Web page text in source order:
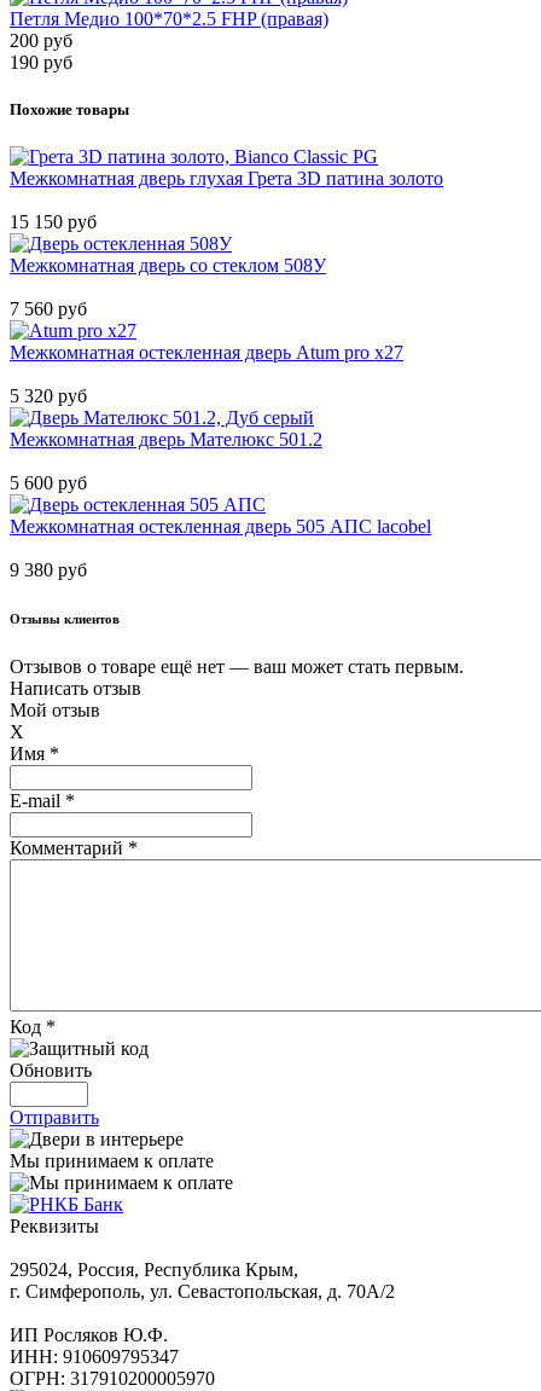
Петля Медио 100*70*2.5 FHP (правая)
200 руб
190 руб
Похожие товары
Межкомнатная дверь глухая Грета 3D патина золото
15 150 руб
Межкомнатная дверь со стеклом 508У
7 560 руб
Межкомнатная остекленная дверь Atum pro x27
5 320 руб
Межкомнатная дверь Мателюкс 501.2
5 600 руб
Межкомнатная остекленная дверь 505 АПС lacobel
9 380 руб
Отзывы клиентов
Отзывов о товаре ещё нет — ваш может стать первым.
Написать отзыв
Мой отзыв
X
Имя *
E-mail *
Комментарий *
Код *
Обновить
Отправить
Мы принимаем к оплате
Реквизиты
295024, Россия, Республика Крым,
г. Симферополь, ул. Севастопольская, д. 70А/2
ИП Росляков Ю.Ф.
ИНН: 910609795347
ОГРН: 317910200005970